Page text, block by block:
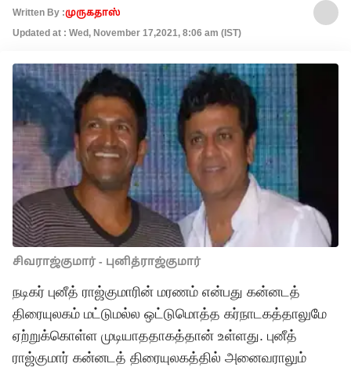
Written By :முருகதாஸ்
Updated at : Wed, November 17,2021, 8:06 am (IST)
சிவராஜ்குமார் - புனித்ராஜ்குமார்
நடிகர் புனீத் ராஜ்குமாரின் மரணம் என்பது கன்னடத்
திரையுலகம் மட்டுமல்ல ஒட்டுமொத்த கர்நாடகத்தாலுமே
ஏற்றுக்கொள்ள முடியாததாகத்தான் உள்ளது. புனீத்
ராஜ்குமார் கன்னடத் திரையுலகத்தில் அனைவராலும்